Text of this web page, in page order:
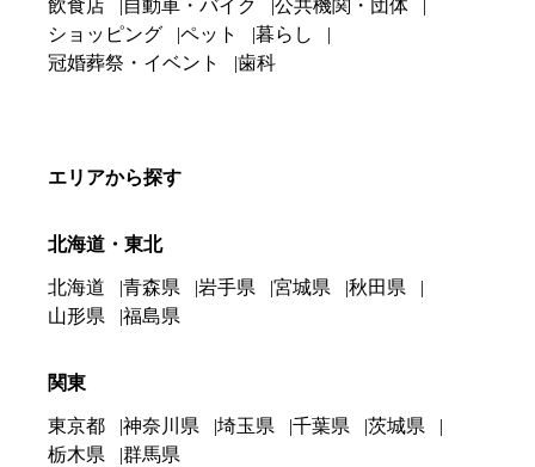
飲食店
自動車・バイク
公共機関・団体
ショッピング
ペット
暮らし
冠婚葬祭・イベント
歯科
エリアから探す
北海道・東北
北海道 青森県 岩手県 宮城県
秋田県
山形県
福島県
関東
東京都 神奈川県 埼玉県 千葉県
茨城県
栃木県
群馬県